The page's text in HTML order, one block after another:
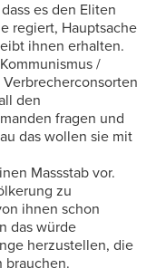
es den Eliten
regiert, Hauptsache
ihnen erhalten.
/
den
fragen und
das wollen sie mit
Massstab vor.
zu
ihnen schon
das würde
herzustellen, die
brauchen.